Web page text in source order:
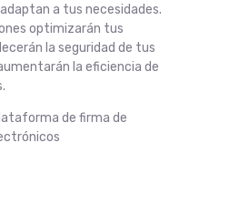
a tus necesidades.
optimizarán tus
la seguridad de tus
la eficiencia de
de firma de